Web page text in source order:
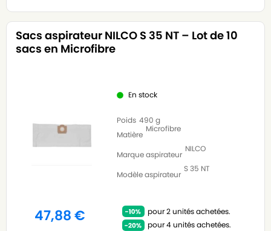
Sacs aspirateur NILCO S 35 NT – Lot de 10
sacs en Microfibre
En stock
Poids 490 g
Matière
Microfibre
Marque aspirateur
NILCO
Modèle aspirateur
S 35 NT
47,88€
pour 2 unités achetées.
pour 4 unités achetées.